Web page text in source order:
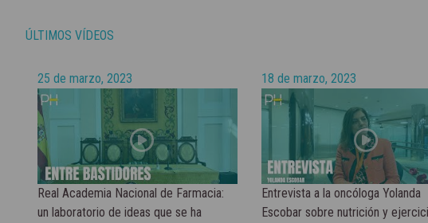
ÚLTIMOS VÍDEOS
25 de marzo, 2023
Real Academia Nacional de Farmacia:
un laboratorio de ideas que se ha
18 de marzo, 2023
Entrevista a la oncóloga Yolanda
Escobar sobre nutrición y